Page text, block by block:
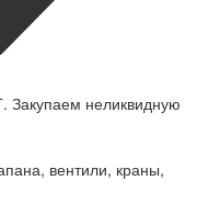
неликвидную
вентили, краны,